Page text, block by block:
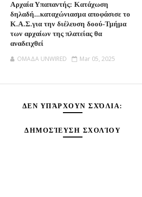
Αρχαία Υπαπαντής: Κατάχωση
δηλαδή...καταχώνιασμα αποφάσισε το
Κ.Α.Σ.για την διέλευση δοού-Τμήμα
των αρχαίων της πλατείας θα
αναδειχθεί
OMAΔΑ UNWIRED Mar 05, 2025
ΔΕΝ ΥΠΆΡΧΟΥΝ ΣΧΌΛΙΑ:
ΔΗΜΟΣΊΕΥΣΗ ΣΧΟΛΊΟΥ